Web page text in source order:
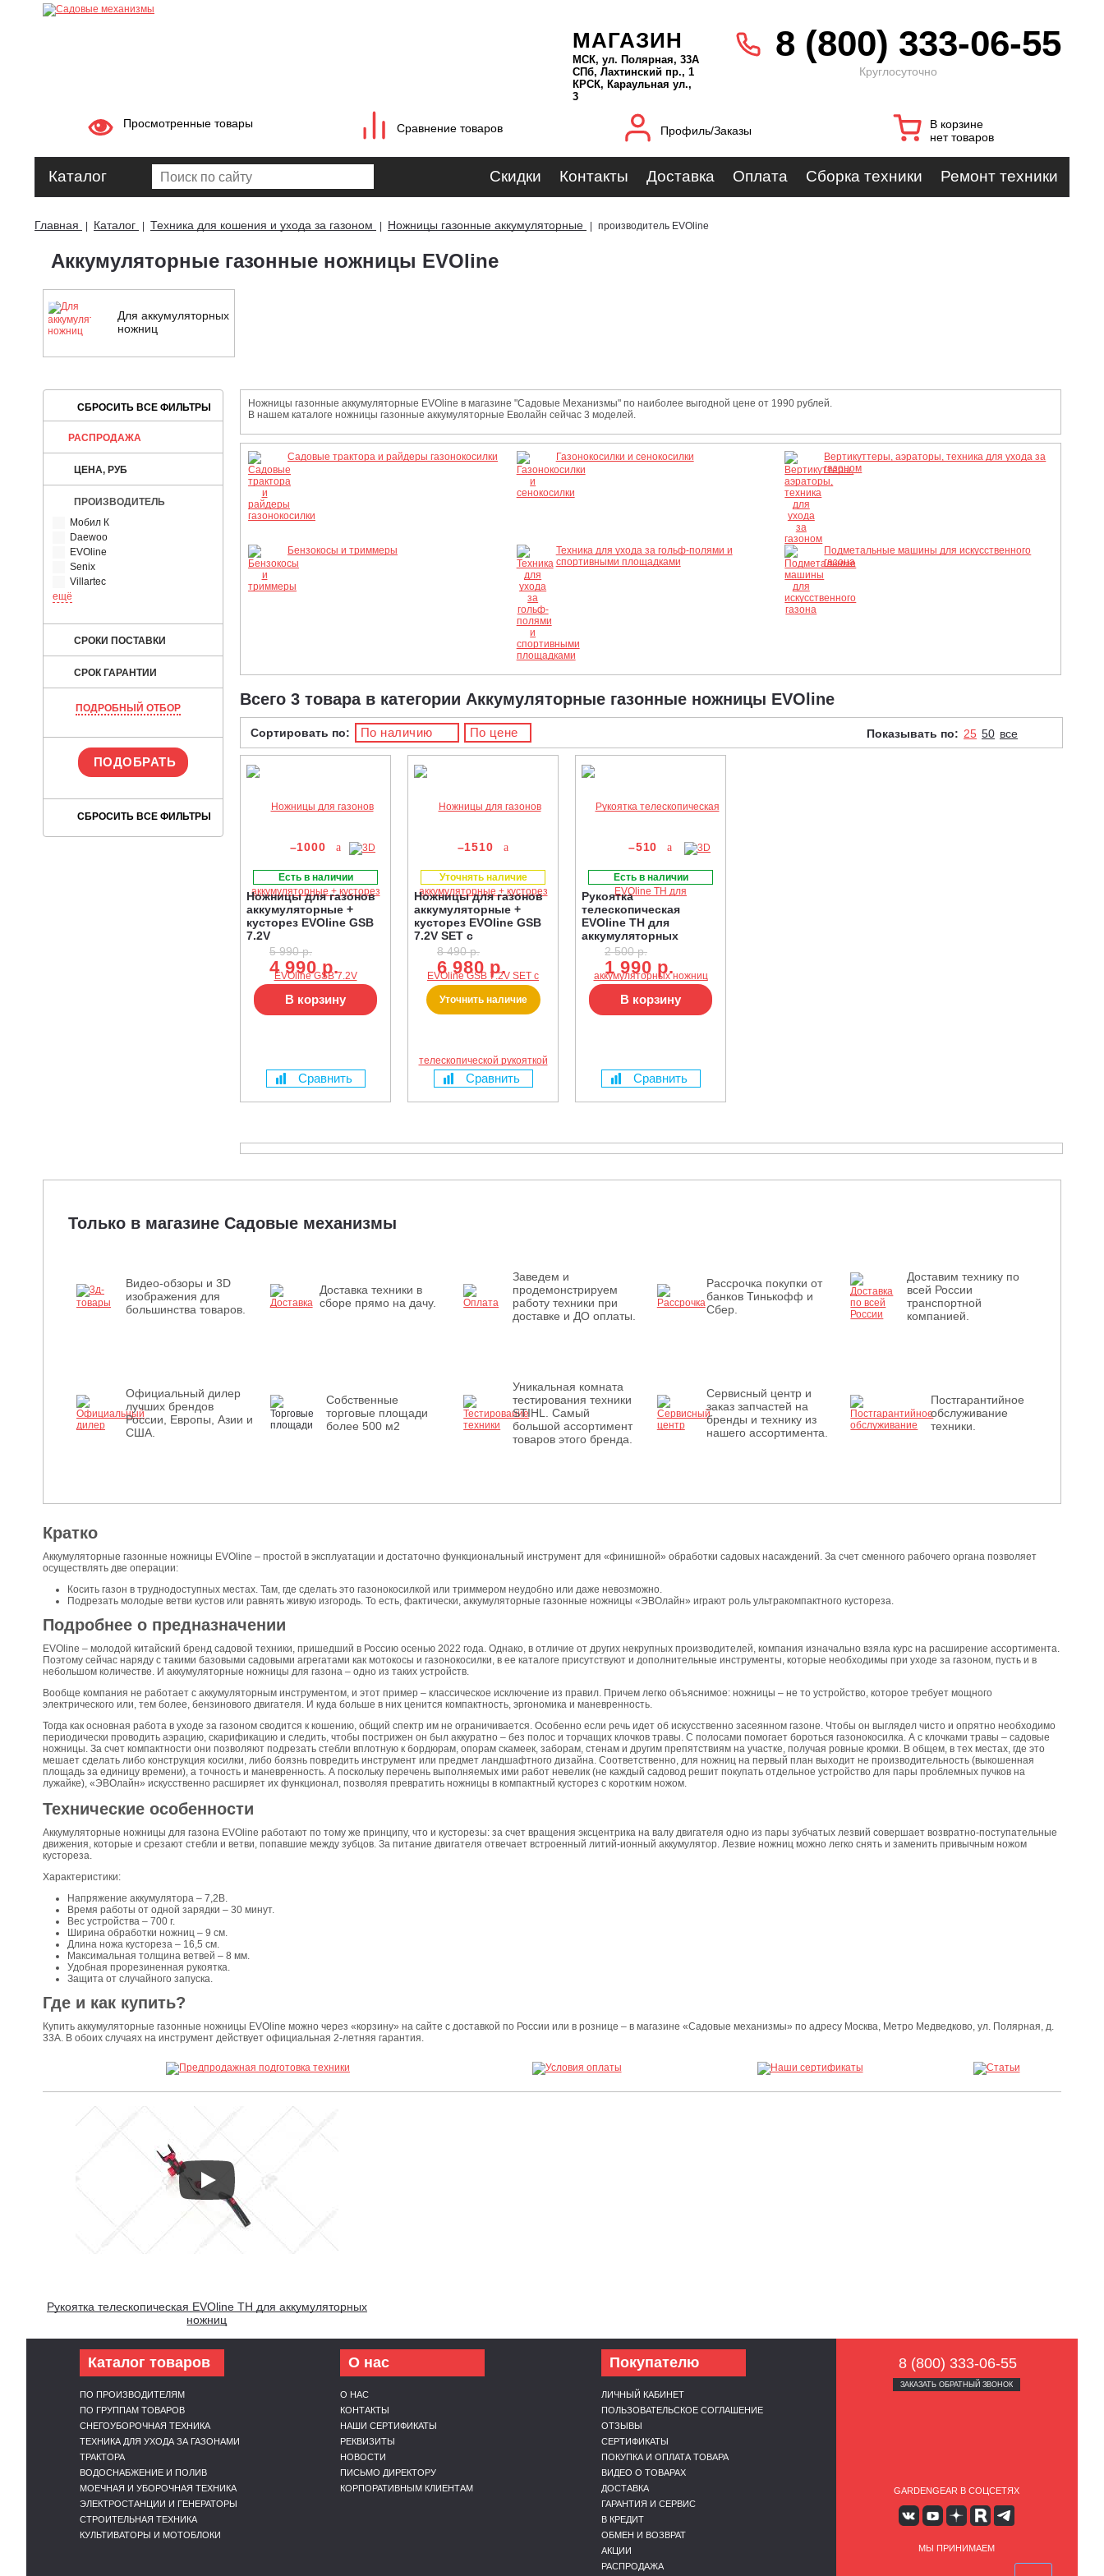
МАГАЗИН
МСК, ул. Полярная, 33А
СПб, Лахтинский пр., 1
КРСК, Караульная ул.,
3
8 (800) 333-06-55
Круглосуточно
Просмотренные товары Сравнение товаров Профиль/Заказы
В корзине
нет товаров
Каталог Скидки Контакты Доставка Оплата Сборка техники Ремонт техники
Главная Каталог Техника для кошения и ухода за газоном Ножницы газонные аккумуляторные производитель EVOline
Аккумуляторные газонные ножницы EVOline
Для аккумуляторных
ножниц
РАСПРОДАЖА
ЦЕНА, РУБ
ПРОИЗВОДИТЕЛЬ
Мобил К
Daewoo
EVOline
Senix
Villartec
ещё
СРОКИ ПОСТАВКИ
СРОК ГАРАНТИИ
ПОДРОБНЫЙ ОТБОР
Ножницы газонные аккумуляторные EVOline в магазине "Садовые Механизмы" по наиболее выгодной цене от 1990 рублей.
В нашем каталоге ножницы газонные аккумуляторные Еволайн сейчас 3 моделей.
Садовые трактора и райдеры газонокосилки Газонокосилки и сенокосилки
Вертикуттеры, аэраторы, техника для ухода за
газоном
Бензокосы и триммеры
Техника для ухода за гольф-полями и
спортивными площадками
Подметальные машины для искусственного
газона
Всего 3 товара в категории Аккумуляторные газонные ножницы EVOline
Сортировать по: По наличию По цене Показывать по: 25 50 все
–1000
Есть в наличии
Ножницы для газонов
аккумуляторные +
кусторез EVOline GSB
7.2V
5 990 р.
4 990 р.
В корзину
Сравнить
–1510
Уточнять наличие
Ножницы для газонов
аккумуляторные +
кусторез EVOline GSB
7.2V SET с
телескопической
рукояткой
8 490 р.
6 980 р.
Уточнить наличие
Сравнить
–510
Есть в наличии
Рукоятка
телескопическая
EVOline TH для
аккумуляторных
ножниц
2 500 р.
1 990 р.
В корзину
Сравнить
Только в магазине Садовые механизмы
Видео-обзоры и 3D
изображения для
большинства товаров.
Доставка техники в
сборе прямо на дачу.
Заведем и
продемонстрируем
работу техники при
доставке и ДО оплаты.
Рассрочка покупки от
банков Тинькофф и
Сбер.
Доставим технику по
всей России
транспортной
компанией.
Официальный дилер
лучших брендов
России, Европы, Азии и
США.
Собственные
торговые площади
более 500 м2
Уникальная комната
тестирования техники
STIHL. Самый
большой ассортимент
товаров этого бренда.
Сервисный центр и
заказ запчастей на
бренды и технику из
нашего ассортимента.
Постгарантийное
обслуживание
техники.
Кратко
Аккумуляторные газонные ножницы EVOline – простой в эксплуатации и достаточно функциональный инструмент для «финишной» обработки садовых насаждений. За счет сменного рабочего органа позволяет
осуществлять две операции:
Косить газон в труднодоступных местах. Там, где сделать это газонокосилкой или триммером неудобно или даже невозможно.
Подрезать молодые ветви кустов или равнять живую изгородь. То есть, фактически, аккумуляторные газонные ножницы «ЭВОлайн» играют роль ультракомпактного кустореза.
Подробнее о предназначении
EVOline – молодой китайский бренд садовой техники, пришедший в Россию осенью 2022 года. Однако, в отличие от других некрупных производителей, компания изначально взяла курс на расширение ассортимента.
Поэтому сейчас наряду с такими базовыми садовыми агрегатами как мотокосы и газонокосилки, в ее каталоге присутствуют и дополнительные инструменты, которые необходимы при уходе за газоном, пусть и в
небольшом количестве. И аккумуляторные ножницы для газона – одно из таких устройств.
Вообще компания не работает с аккумуляторным инструментом, и этот пример – классическое исключение из правил. Причем легко объяснимое: ножницы – не то устройство, которое требует мощного
электрического или, тем более, бензинового двигателя. И куда больше в них ценится компактность, эргономика и маневренность.
Тогда как основная работа в уходе за газоном сводится к кошению, общий спектр им не ограничивается. Особенно если речь идет об искусственно засеянном газоне. Чтобы он выглядел чисто и опрятно необходимо
периодически проводить аэрацию, скарификацию и следить, чтобы пострижен он был аккуратно – без полос и торчащих клочков травы. С полосами помогает бороться газонокосилка. А с клочками травы – садовые
ножницы. За счет компактности они позволяют подрезать стебли вплотную к бордюрам, опорам скамеек, заборам, стенам и другим препятствиям на участке, получая ровные кромки. В общем, в тех местах, где это
мешает сделать либо конструкция косилки, либо боязнь повредить инструмент или предмет ландшафтного дизайна. Соответственно, для ножниц на первый план выходит не производительность (выкошенная
площадь за единицу времени), а точность и маневренность. А поскольку перечень выполняемых ими работ невелик (не каждый садовод решит покупать отдельное устройство для пары проблемных пучков на
лужайке), «ЭВОлайн» искусственно расширяет их функционал, позволяя превратить ножницы в компактный кусторез с коротким ножом.
Технические особенности
Аккумуляторные ножницы для газона EVOline работают по тому же принципу, что и кусторезы: за счет вращения эксцентрика на валу двигателя одно из пары зубчатых лезвий совершает возвратно-поступательные
движения, которые и срезают стебли и ветви, попавшие между зубцов. За питание двигателя отвечает встроенный литий-ионный аккумулятор. Лезвие ножниц можно легко снять и заменить привычным ножом
кустореза.
Характеристики:
Напряжение аккумулятора – 7,2В.
Время работы от одной зарядки – 30 минут.
Вес устройства – 700 г.
Ширина обработки ножниц – 9 см.
Длина ножа кустореза – 16,5 см.
Максимальная толщина ветвей – 8 мм.
Удобная прорезиненная рукоятка.
Защита от случайного запуска.
Где и как купить?
Купить аккумуляторные газонные ножницы EVOline можно через «корзину» на сайте с доставкой по России или в рознице – в магазине «Садовые механизмы» по адресу Москва, Метро Медведково, ул. Полярная, д.
33А. В обоих случаях на инструмент действует официальная 2-летняя гарантия.
Рукоятка телескопическая EVOline TH для аккумуляторных
ножниц
Каталог товаров
ПО ПРОИЗВОДИТЕЛЯМ
ПО ГРУППАМ ТОВАРОВ
СНЕГОУБОРОЧНАЯ ТЕХНИКА
ТЕХНИКА ДЛЯ УХОДА ЗА ГАЗОНАМИ
ТРАКТОРА
ВОДОСНАБЖЕНИЕ И ПОЛИВ
МОЕЧНАЯ И УБОРОЧНАЯ ТЕХНИКА
ЭЛЕКТРОСТАНЦИИ И ГЕНЕРАТОРЫ
СТРОИТЕЛЬНАЯ ТЕХНИКА
КУЛЬТИВАТОРЫ И МОТОБЛОКИ
О нас
О НАС
КОНТАКТЫ
НАШИ СЕРТИФИКАТЫ
РЕКВИЗИТЫ
НОВОСТИ
ПИСЬМО ДИРЕКТОРУ
КОРПОРАТИВНЫМ КЛИЕНТАМ
Покупателю
ЛИЧНЫЙ КАБИНЕТ
ПОЛЬЗОВАТЕЛЬСКОЕ СОГЛАШЕНИЕ
ОТЗЫВЫ
СЕРТИФИКАТЫ
ПОКУПКА И ОПЛАТА ТОВАРА
ВИДЕО О ТОВАРАХ
ДОСТАВКА
ГАРАНТИЯ И СЕРВИС
В КРЕДИТ
ОБМЕН И ВОЗВРАТ
АКЦИИ
РАСПРОДАЖА
8 (800) 333-06-55
ЗАКАЗАТЬ ОБРАТНЫЙ ЗВОНОК
GARDENGEAR В СОЦСЕТЯХ
МЫ ПРИНИМАЕМ